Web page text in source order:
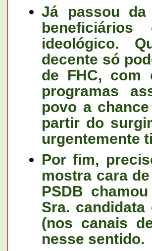
Já passou
ideológico.
decente só
de FHC, com
programas
povo a
partir do
urgentemente
Por fim,
mostra cara
PSDB
Sra.
(nos canais
nesse sentido.